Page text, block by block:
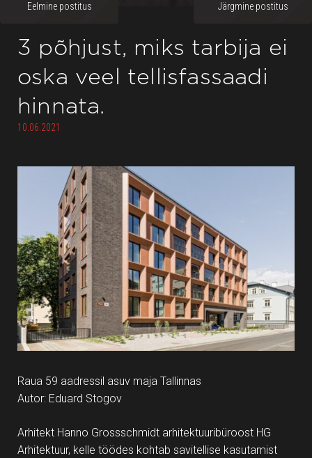
Eelmine postitus Järgmine postitus
3 põhjust, miks tarbija ei
oska veel tellisfassaadi
hinnata.
10.06.2021
Raua 59 aadressil asuv maja Tallinnas
Autor: Eduard Stogov
Arhitekt Hanno Grossschmidt arhitektuuribüroost HG
Arhitektuur, kelle töödes kohtab savitellise kasutamist